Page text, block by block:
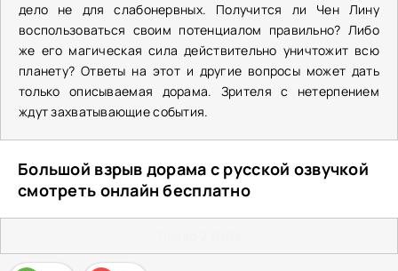
дело не для слабонервных. Получится ли Чен Лину
воспользоваться своим потенциалом правильно? Либо
же его магическая сила действительно уничтожит всю
планету? Ответы на этот и другие вопросы может дать
только описываемая дорама. Зрителя с нетерпением
ждут захватывающие события.
Большой взрыв дорама с русской озвучкой
смотреть онлайн бесплатно